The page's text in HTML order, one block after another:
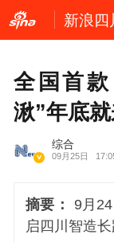
新浪四
全国首
湫”年底
综合
09月25日
摘要：
9月
启四川智造长